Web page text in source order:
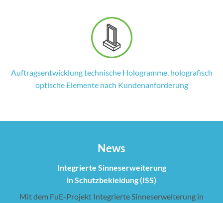
Auftragsentwicklung technische Hologramme, holografisch
optische Elemente nach Kundenanforderung
News
Integrierte Sinneserweiterung
in Schutzbekleidung (ISS)
Mit dem FuE-Projekt Integrierte Sinneserweiterung in